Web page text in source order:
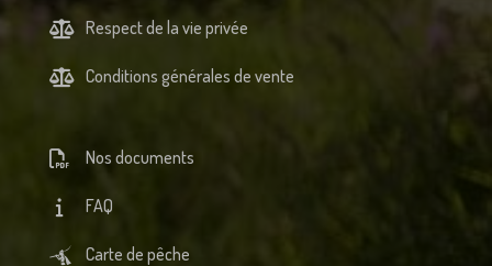
Respect de la vie privée
Conditions générales de vente
Nos documents
FAQ
Carte de pêche